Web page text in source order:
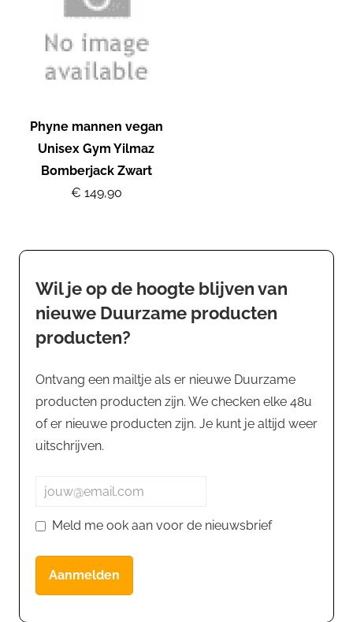
Phyne mannen vegan
Unisex Gym Yilmaz
Bomberjack Zwart
€ 149,90
Wil je op de hoogte blijven van
nieuwe Duurzame producten
producten?
Ontvang een mailtje als er nieuwe Duurzame
producten producten zijn. We checken elke 48u
of er nieuwe producten zijn. Je kunt je altijd weer
uitschrijven.
Meld me ook aan voor de nieuwsbrief
Aanmelden